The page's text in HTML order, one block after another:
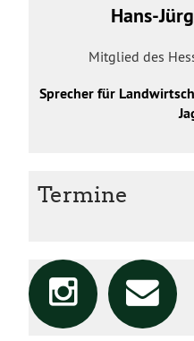
Hans-
Mitglied des
Sprecher für
Termine